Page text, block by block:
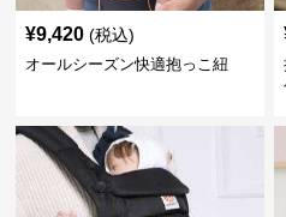
¥9,420 (税込)
オールシーズン快適抱っこ紐